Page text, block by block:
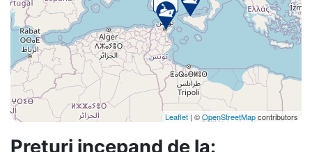
Leaflet | ©OpenStreetMapcontributors
Preturi incepand de la: